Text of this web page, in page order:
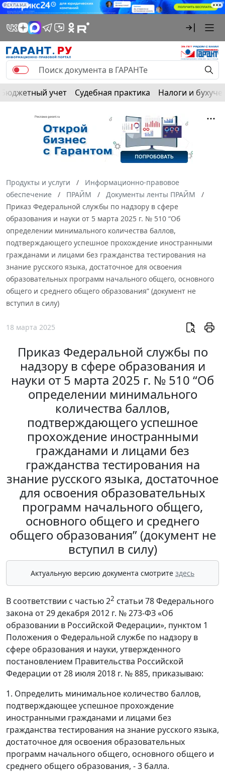
РЕКЛАМА
Бюджетный учет Судебная практика Налоги и
Продукты и услуги
Информационно-правовое
обеспечение
ПРАЙМ
Документы ленты ПРАЙМ
Приказ Федеральной службы по надзору в сфере
образования и науки от 5 марта 2025 г. № 510 “Об
определении минимального количества баллов,
подтверждающего успешное прохождение иностранными
гражданами и лицами без гражданства тестирования на
знание русского языка, достаточное для освоения
образовательных программ начального общего, основного
общего и среднего общего образования” (документ не
вступил в силу)
18 марта 2025
Приказ Федеральной службы по
надзору в сфере образования и
науки от 5 марта 2025 г. № 510 “Об
определении минимального
количества баллов,
подтверждающего успешное
прохождение иностранными
гражданами и лицами без
гражданства тестирования на
знание русского языка, достаточное
для освоения образовательных
программ начального общего,
основного общего и среднего
общего образования” (документ не
вступил в силу)
Актуальную версию документа смотрите здесь
В соответствии с частью 22 статьи 78 Федерального
закона от 29 декабря 2012 г. № 273-ФЗ «Об
образовании в Российской Федерации», пунктом 1
Положения о Федеральной службе по надзору в
сфере образования и науки, утвержденного
постановлением Правительства Российской
Федерации от 28 июля 2018 г. № 885, приказываю:
1. Определить минимальное количество баллов,
подтверждающее успешное прохождение
иностранными гражданами и лицами без
гражданства тестирования на знание русского языка,
достаточное для освоения образовательных
программ начального общего, основного общего и
среднего общего образования, - 3 балла.